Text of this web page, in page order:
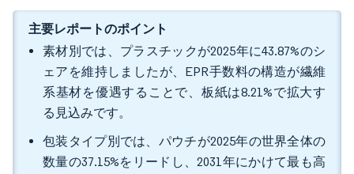
主要レポートのポイント
素材別では、プラスチックが2025年に43.87%のシ
ェアを維持しましたが、EPR手数料の構造が繊維
系基材を優遇することで、板紙は8.21%で拡大す
る見込みです。
包装タイプ別では、パウチが2025年の世界全体の
数量の37.15%をリードし、2031年にかけて最も高